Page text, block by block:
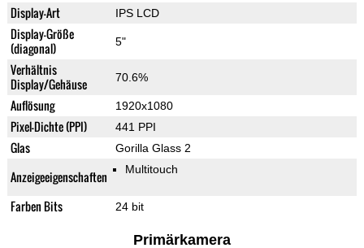
Display-Art IPS LCD
Display-Größe
(diagonal)
5"
Verhältnis
Display/Gehäuse
70.6%
Auflösung 1920x1080
Pixel-Dichte (PPI) 441 PPI
Glas Gorilla Glass 2
Anzeigeeigenschaften Multitouch
Farben Bits 24 bit
Primärkamera